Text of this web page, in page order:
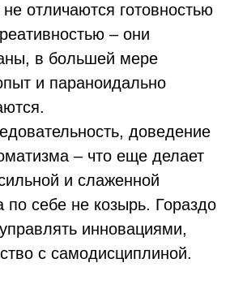
отличаются готовностью
– они
в большей мере
и параноидально
доведение
– что еще делает
и слаженной
себе не козырь. Гораздо
инновациями,
с самодисциплиной.